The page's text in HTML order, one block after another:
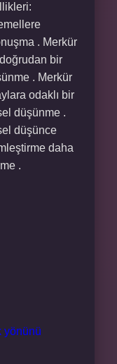
. Merkür
bir
. Merkür
odaklı bir
düşünme .
düşünce
daha
.
yönünü